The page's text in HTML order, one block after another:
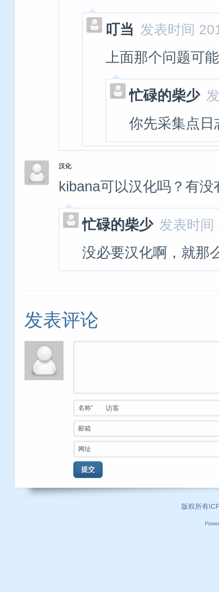
叮当 发表时间
上面那个问题可
忙碌的柴少
你先采集点日
汉化
kibana可以汉化吗？有没
忙碌的柴少 发表时
没必要汉化啊，就那
发表评论
名称*
邮箱
网址
提交
版权所有